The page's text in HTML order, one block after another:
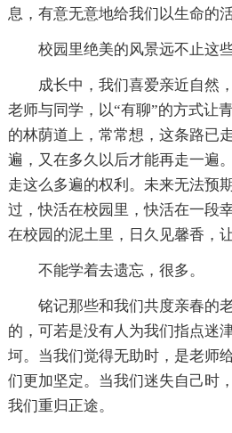
息，有意无意地给我们以生命的活
校园里绝美的风景远不止这些
成长中，我们喜爱亲近自然
老师与同学，以“有聊”的方式让
的林荫道上，常常想，这条路已
遍，又在多久以后才能再走一遍
走这么多遍的权利。未来无法预
过，快活在校园里，快活在一段
在校园的泥土里，日久见馨香，
不能学着去遗忘，很多。
铭记那些和我们共度亲春的
的，可若是没有人为我们指点迷
坷。当我们觉得无助时，是老师
们更加坚定。当我们迷失自己时
我们重归正途。